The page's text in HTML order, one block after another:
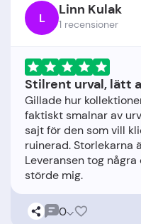
L Linn Kulak
1 recensioner
Stilrent urval, lätt
Gillade hur
faktiskt smalnar av
sajt för den som vill
ruinerad. Storlekarna
Leveransen tog
0